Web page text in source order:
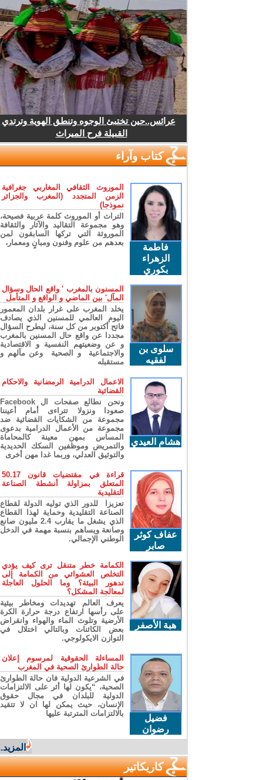
عرائس..حين تختبئ الوجوه وتنطق الهوية وترتدي
القبيلة فرح الميراث
كتاب وآراء
فاطمة
الزهراء
بكوري
الموروث الثقافي المغاربي جغرافية
الزمن المتجدد (المغرب والجزائر
نموذجا)
التراث أو الموروث كلمة عربية فصيحة،
وهو مجموعة التقاليد والآثار والثقافة
الموروثة التي تركها السابقون لمن
بعدهم من علوم وفنون ومبانٍ ومعمار،
سلوى بن
لفقيه
المسنون بالمغرب ' واقع الحال وسؤال
المآل' بين الماضي و الواقع و المتأمل
يخلد المغرب على غرار بلدان المعمور
اليوم العالمي للمسنين الذي يصادف
فاتح أكتوبر من كل سنة، ليطرح السؤال
مجددا عن واقع حال المسنين بالمغرب
و عن وضعيتهم النفسية و الاقتصادية
والاجتماعية و الصحية وعن مآلهم و
مستقبله
هشام العيدي
الاعمال الدرامية الرمضانية والاحكام
القضائية
ونحن نطالع صفحات ال Facebook
صعودا ونزولا تتراءى أمام أعيننا
مجموعة من الشكايات القضائية ضد
مجموعة من الأعمال الدرامية بدعوى
المساس بمهن معينة كالمحاماة
والتمريض وموظفين السكك الحديدية
والتوثيق العدلي، وربما غدا مهن أخرى
عفاف كوثر
صابر
قراءة في مقتضيات قانون 50.17
المتعلق بمزاولة أنشطة الصناعة
التقليدية
تعزيزا للدور الذي توليه الدولة لقطاع
الصناعة التقليدية وحماية لهذا القطاع
الذي يشغل ما يقارب 2.4 مليون صانع
وصانعة ويساهم بنسبة مهمة في الدخل
الوطني الإجمالي.
هبة الأصفر
الكمامة خطر متنقل ترى كيف يؤدي
التخلص العشوائي من الكمامة إلى
تدهور البيئة؟ وما الحلول العاجلة
لمعالجة المشكل؟
يعرف العالم تهديدات ومخاطر بيئية
على رأسها ارتفاع درجة حرارة الكرة
الأرضية وتلوث الماء والهواء وانقراض
بعض الكائنات وبالتالي اختلال في
التوازن الايكولوجي.
فضيل
رضوان
المساءلة الحقوقية لمرسوم إعلان
حالة الطوارئ الصحية في المغرب
في الشرعية الدولية فان حالة الطوارئ
الصحية، “يكون لها أثر على الالتزامات
الدولية للبلدان في مجال حقوق
الإنسان، حيث يمكن لها ان لا تتقيد
بالالتزامات المترتبة عليها
المزيد...
كاريكاتير